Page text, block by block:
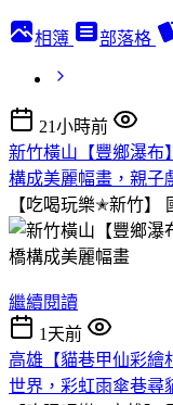
相簿 部落格
21小時前
新竹橫山【豐鄉瀑布
構成美麗幅畫，親子
【吃喝玩樂✭新竹】
繼續閱讀
1天前
高雄【貓巷甲仙彩繪
世界，彩虹雨傘巷尋